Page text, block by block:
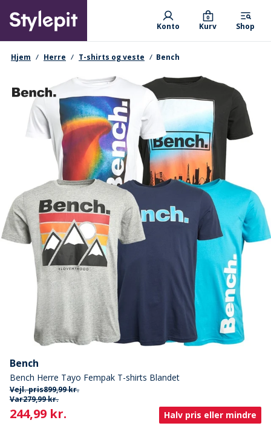
main
content
Primary departments
Konto Kurv
0
Shop
navigationssti
Hjem Herre T-shirts og veste Bench
Bench
Bench Herre Tayo Fempak T-shirts Blandet
Vejl. pris899,99 kr.
Var279,99 kr.
Current
244,99 kr. Halv pris eller mindre